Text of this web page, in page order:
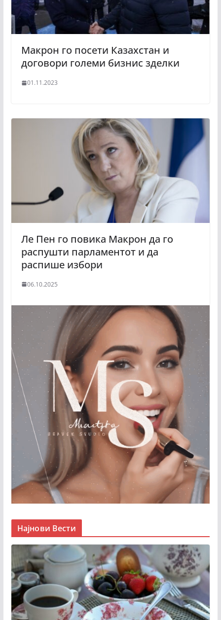
Макрон го посети Казахстан и
договори големи бизнис зделки
01.11.2023
Ле Пен го повика Макрон да го
распушти парламентот и да
распише избори
06.10.2025
Најнови Вести